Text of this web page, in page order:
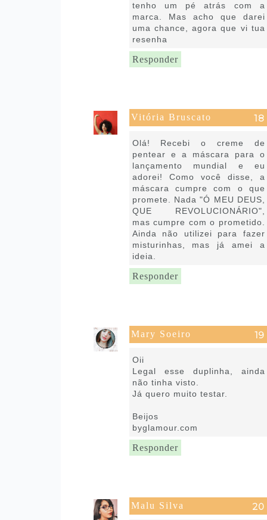
tenho um pé atrás com a
marca. Mas acho que darei
uma chance, agora que vi tua
resenha
Responder
Vitória Bruscato
Olá! Recebi o creme de
pentear e a máscara para o
lançamento mundial e eu
adorei! Como você disse, a
máscara cumpre com o que
promete. Nada "Ó MEU DEUS,
QUE REVOLUCIONÁRIO",
mas cumpre com o prometido.
Ainda não utilizei para fazer
misturinhas, mas já amei a
ideia.
Responder
Mary Soeiro
Oii
Legal esse duplinha, ainda
não tinha visto.
Já quero muito testar.
Beijos
byglamour.com
Responder
Malu Silva